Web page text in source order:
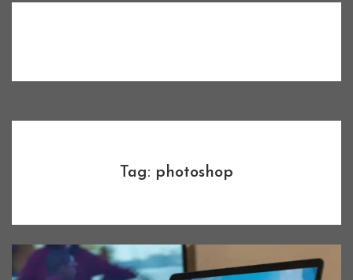
Tag: photoshop